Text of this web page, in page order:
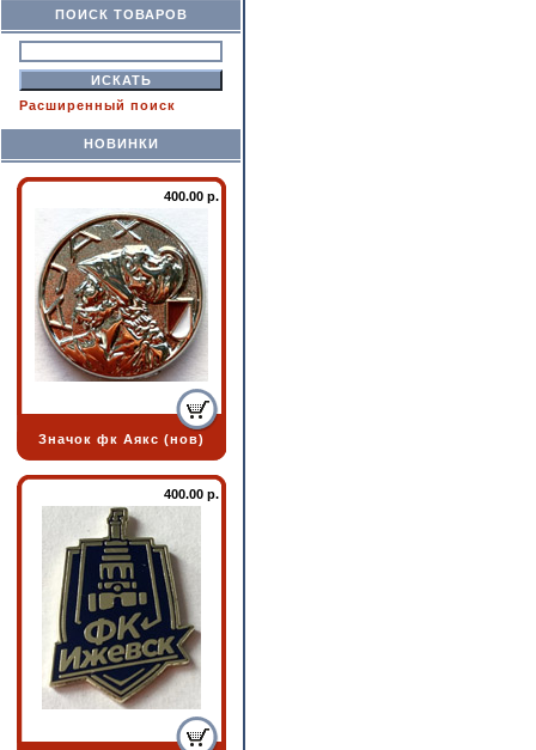
ПОИСК ТОВАРОВ
Расширенный поиск
НОВИНКИ
400.00 р.
Значок фк Аякс (нов)
400.00 р.